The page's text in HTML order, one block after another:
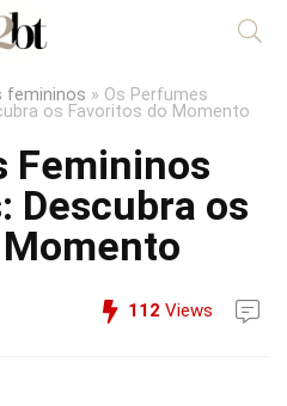
femininos » Os Perfumes
os Favoritos do Momento
Femininos
Descubra os
112 Views